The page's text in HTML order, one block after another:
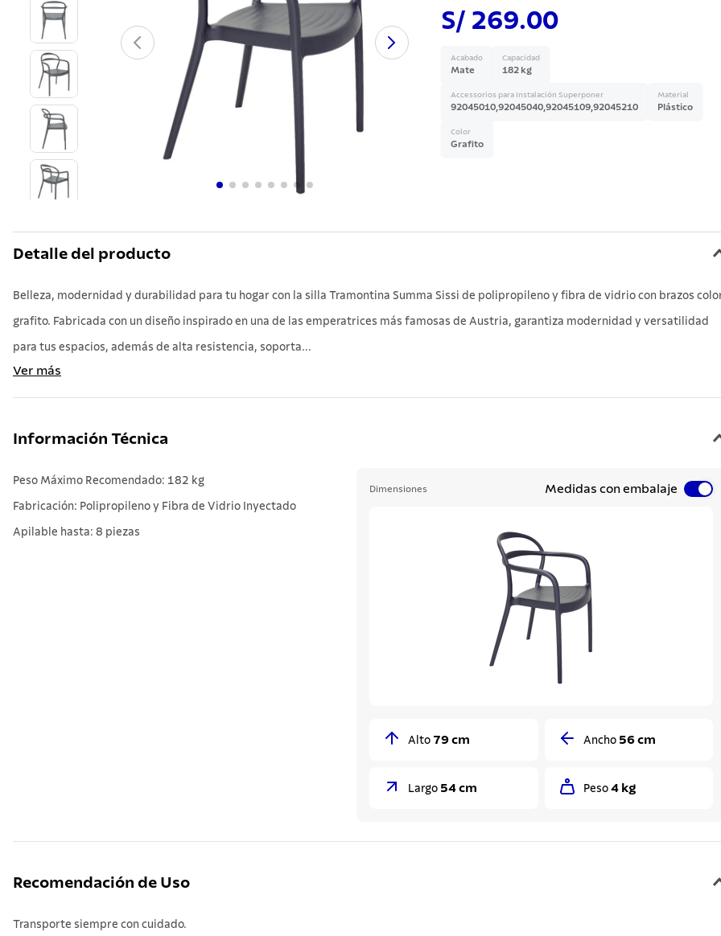
S/ 269.00
Acabado
Mate
Capacidad
182 kg
Accessorios para Instalación Superponer
92045010,92045040,92045109,92045210
Material
Plástico
Color
Grafito
Detalle del producto
Belleza, modernidad y durabilidad para tu hogar con la silla Tramontina Summa Sissi de polipropileno y fibra de vidrio con brazos
grafito. Fabricada con un diseño inspirado en una de las emperatrices más famosas de Austria, garantiza modernidad y versatilidad
para tus espacios, además de alta resistencia, soporta...
Ver más
Información Técnica
Peso Máximo Recomendado: 182 kg
Fabricación: Polipropileno y Fibra de Vidrio Inyectado
Apilable hasta: 8 piezas
Dimensiones Medidas con embalaje
Alto 79 cm Ancho 56 cm
Largo 54 cm Peso 4 kg
Recomendación de Uso
Transporte siempre con cuidado.
grano